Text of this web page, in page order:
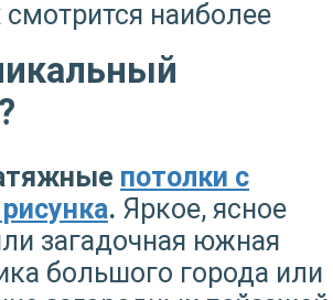
потолки с
. Яркое, ясное
загадочная южная
большого города или